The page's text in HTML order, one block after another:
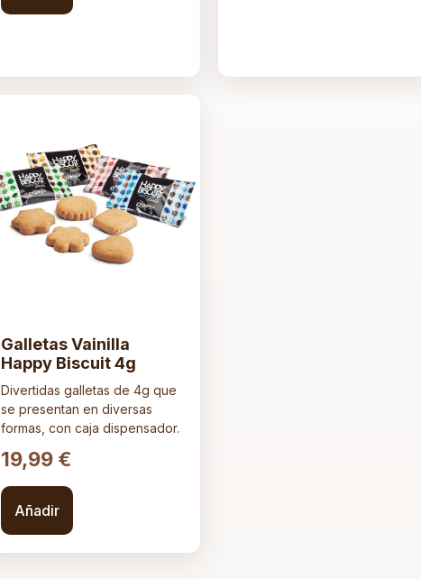
Galletas Vainilla
Happy Biscuit 4g
Divertidas galletas de 4g que
se presentan en diversas
formas, con caja dispensador.
19,99 €
Añadir